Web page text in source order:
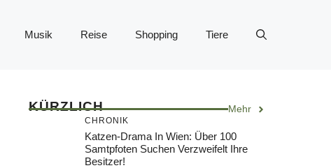
Musik Reise Shopping Tiere
KÜRZLICH Mehr
CHRONIK
Katzen-Drama In Wien: Über 100
Samtpfoten Suchen Verzweifelt Ihre
Besitzer!